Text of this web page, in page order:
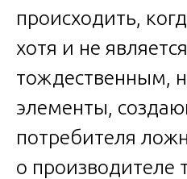
происходить,
хотя и не является
тождественным,
элементы,
потребителя
о производителе